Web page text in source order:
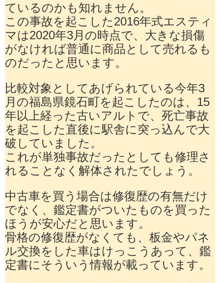
ているのかも知れません。
この事故を起こした2016年式エスティ
マは2020年3月の時点で、大きな損傷
がなければ普通に商品として売れるも
のだったと思います。
比較対象としてあげられている今年3
月の福島県鏡石町を起こしたのは、15
年以上経った古いアルトで、死亡事故
を起こした直後に駅舎に突っ込んで大
破していました。
これが単独事故だったとしても修理さ
れることなく解体されたでしょう。
中古車を買う場合は修復歴の有無だけ
でなく、鑑定書がついたものを買った
ほうが安心だと思います。
骨格の修復歴がなくても、板金やパネ
ル交換をした車はけっこうあって、鑑
定書にそういう情報が載っています。